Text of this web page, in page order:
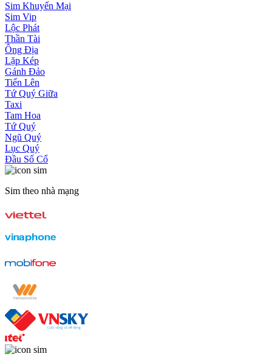
Sim Khuyến Mại
Sim Vip
Lộc Phát
Thần Tài
Ông Địa
Lặp Kép
Gánh Đảo
Tiến Lên
Tứ Quý Giữa
Taxi
Tam Hoa
Tứ Quý
Ngũ Quý
Lục Quý
Đầu Số Cổ
Sim theo nhà mạng